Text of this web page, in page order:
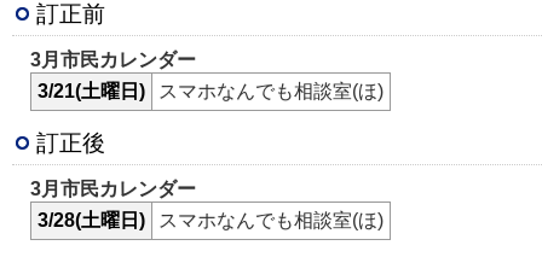
訂正前
3月市民カレンダー
3/21(土曜日)
スマホなんでも相談室(ほ)
訂正後
3月市民カレンダー
3/28(土曜日)
スマホなんでも相談室(ほ)